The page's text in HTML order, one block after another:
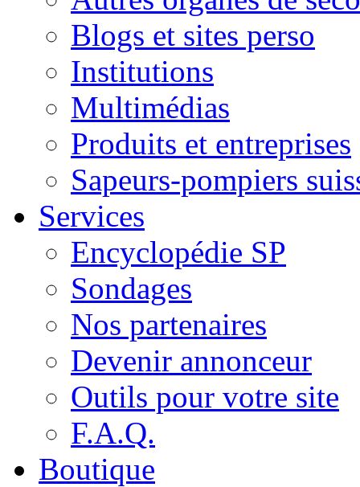
Blogs et sites perso
Institutions
Multimédias
Produits et entreprises
Sapeurs-pompiers
Services
Encyclopédie SP
Sondages
Nos partenaires
Devenir annonceur
Outils pour votre site
F.A.Q.
Boutique